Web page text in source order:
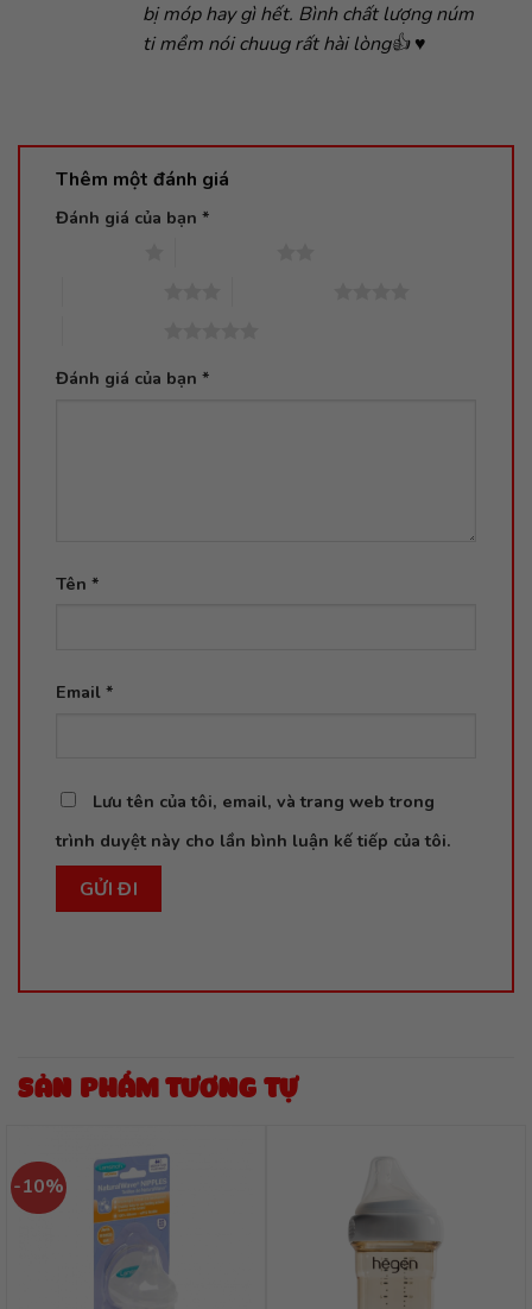
bị móp hay gì hết. Bình chất lượng núm
ti mềm nói chuug rất hài lòng👍 ♥️
Thêm một đánh giá
Đánh giá của bạn *
Đánh giá của bạn *
Tên *
Email *
Lưu tên của tôi, email, và trang web trong
trình duyệt này cho lần bình luận kế tiếp của tôi.
SẢN PHẨM TƯƠNG TỰ
-10%